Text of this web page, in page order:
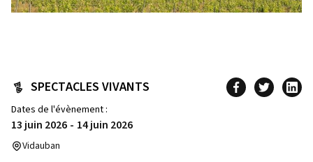
SPECTACLES VIVANTS
Dates de l'évènement :
13 juin 2026 - 14 juin 2026
Vidauban